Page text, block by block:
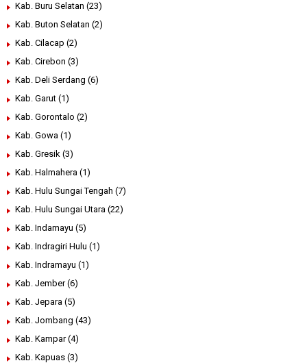
Kab. Buru Selatan (23)
Kab. Buton Selatan (2)
Kab. Cilacap (2)
Kab. Cirebon (3)
Kab. Deli Serdang (6)
Kab. Garut (1)
Kab. Gorontalo (2)
Kab. Gowa (1)
Kab. Gresik (3)
Kab. Halmahera (1)
Kab. Hulu Sungai Tengah (7)
Kab. Hulu Sungai Utara (22)
Kab. Indamayu (5)
Kab. Indragiri Hulu (1)
Kab. Indramayu (1)
Kab. Jember (6)
Kab. Jepara (5)
Kab. Jombang (43)
Kab. Kampar (4)
Kab. Kapuas (3)